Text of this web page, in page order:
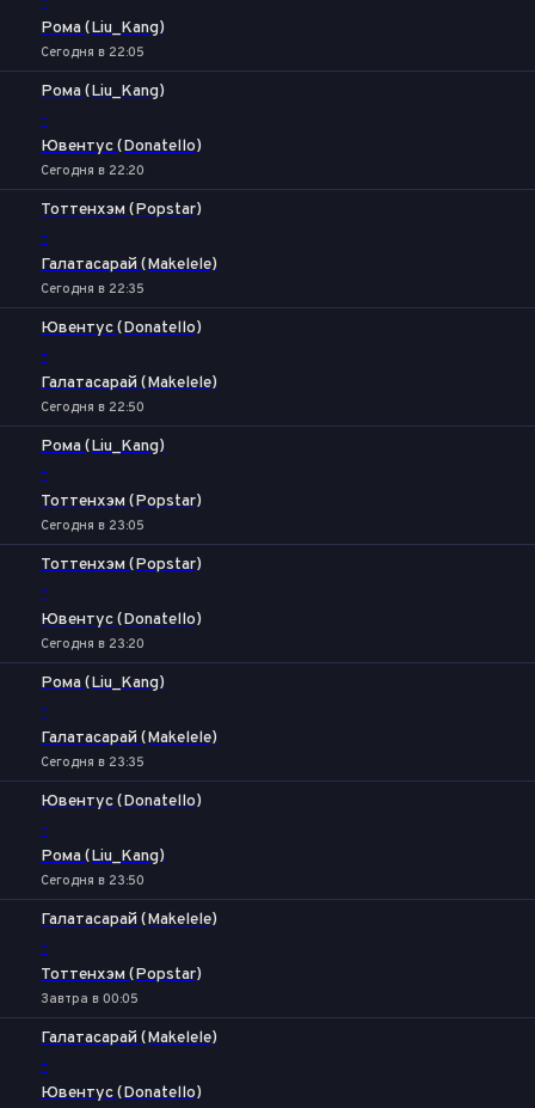
Рома (Liu_Kang)
Сегодня в 22:05
Рома (Liu_Kang)
-
Ювентус (Donatello)
Сегодня в 22:20
Тоттенхэм (Popstar)
-
Галатасарай (Makelele)
Сегодня в 22:35
Ювентус (Donatello)
-
Галатасарай (Makelele)
Сегодня в 22:50
Рома (Liu_Kang)
-
Тоттенхэм (Popstar)
Сегодня в 23:05
Тоттенхэм (Popstar)
-
Ювентус (Donatello)
Сегодня в 23:20
Рома (Liu_Kang)
-
Галатасарай (Makelele)
Сегодня в 23:35
Ювентус (Donatello)
-
Рома (Liu_Kang)
Сегодня в 23:50
Галатасарай (Makelele)
-
Тоттенхэм (Popstar)
Завтра в 00:05
Галатасарай (Makelele)
-
Ювентус (Donatello)